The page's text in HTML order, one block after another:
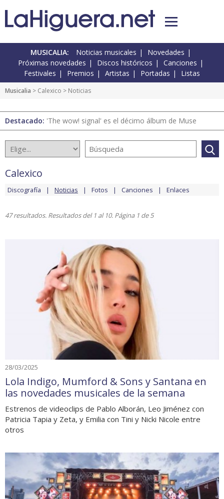
MUSICALIA: Noticias musicales
Novedades
Próximas novedades
Discos históricos
Canciones
Festivales
Premios Artistas Portadas Listas
Musicalia > Calexico > Noticias
Destacado: 'The wow! signal' es el décimo álbum de Muse
Calexico
Discografía Noticias Fotos Canciones Enlaces
47 resultados. Resultados del 1 al 10. Página 1 de 5
28/03/2025
Lola Indigo, Mumford & Sons y Santana en
las novedades musicales de la semana
Estrenos de videoclips de Pablo Alborán, Leo Jiménez con
Patricia Tapia y Zeta, y Emilia con Tini y Nicki Nicole entre
otros